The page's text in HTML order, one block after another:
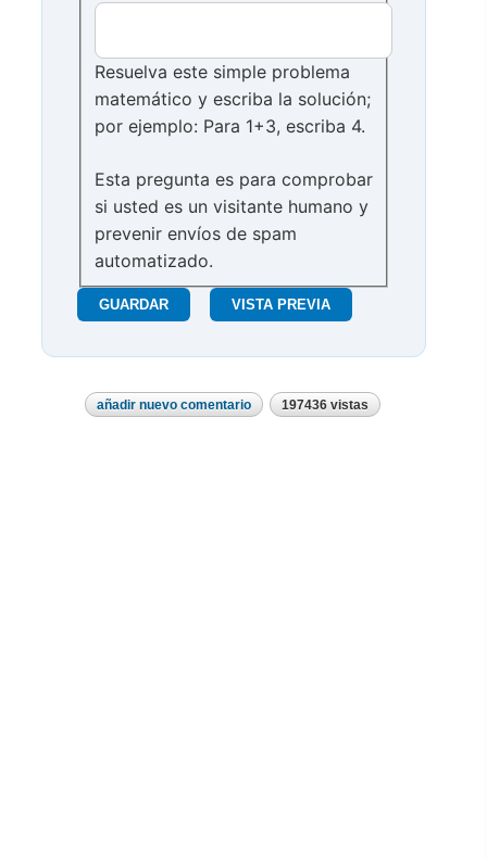
Resuelva este simple problema
matemático y escriba la solución;
por ejemplo: Para 1+3, escriba 4.
Esta pregunta es para comprobar
si usted es un visitante humano y
prevenir envíos de spam
automatizado.
añadir nuevo comentario 197436 vistas